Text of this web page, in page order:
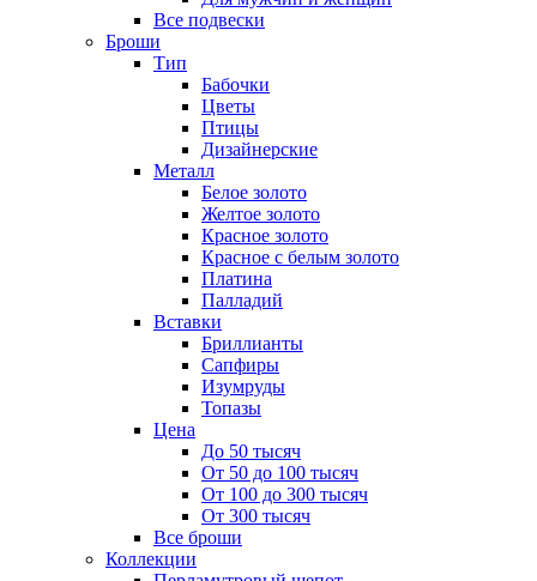
Все подвески
Броши
Тип
Бабочки
Цветы
Птицы
Дизайнерские
Металл
Белое золото
Желтое золото
Красное золото
Красное с белым золото
Платина
Палладий
Вставки
Бриллианты
Сапфиры
Изумруды
Топазы
Цена
До 50 тысяч
От 50 до 100 тысяч
От 100 до 300 тысяч
От 300 тысяч
Все броши
Коллекции